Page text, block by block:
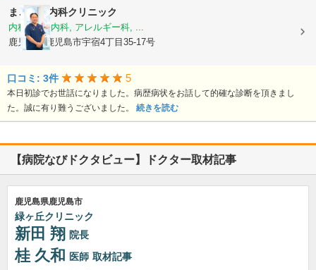
まごころ内科クリニック
内科, 神経内科, アレルギー科, ...
鹿児島県鹿児島市宇宿4丁目35-17号
口コミ: 3件 5
本日初診でお世話になりました。病歴病状をお話して的確な診断を頂きまし
た。誠に有り難うございました。 続きを読む
【病院なびドクタビュー】ドクター取材記事
鹿児島県鹿児島市
緑ヶ丘クリニック
新田 翔 院長
桂 久和 医師 取材記事